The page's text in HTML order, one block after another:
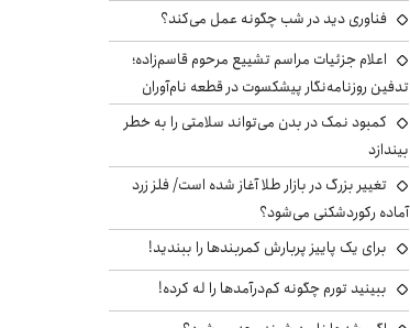
فناوری دید در شب چگونه عمل می‌کند؟
اعلام جزئیات مراسم تشییع مرحوم قاسم‌زاده؛
تدفین روزنامه‌نگار پیشکسوت در قطعه نام‌آوران
کمبود نمک در بدن می‌تواند سلامتی را به خطر
بیندازد
تغییر بزرگ در بازار طلا آغاز شده است/ فلز زرد
آماده رکوردشکنی می‌شود؟
برای یک پاییز پربارش کمربندها را ببندید!
ببینید تورم چگونه کم‌درآمدها را له کرده!